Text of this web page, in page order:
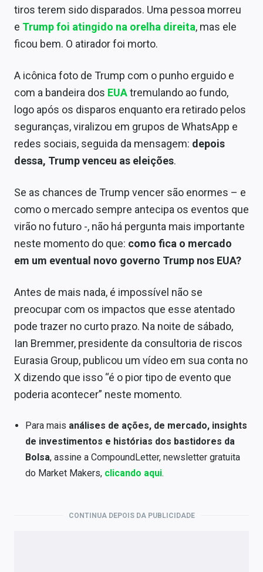
tiros terem sido disparados. Uma pessoa morreu
e Trump foi atingido na orelha direita, mas ele
ficou bem. O atirador foi morto.
A icônica foto de Trump com o punho erguido e
com a bandeira dos EUAtremulando ao fundo,
logo após os disparos enquanto era retirado pelos
seguranças, viralizou em grupos de WhatsApp e
redes sociais, seguida da mensagem: depois
dessa, Trump venceu as eleições.
Se as chances de Trump vencer são enormes – e
como o mercado sempre antecipa os eventos que
virão no futuro -, não há pergunta mais importante
neste momento do que: como fica o mercado
em um eventual novo governo Trump nos EUA?
Antes de mais nada, é impossível não se
preocupar com os impactos que esse atentado
pode trazer no curto prazo. Na noite de sábado,
Ian Bremmer, presidente da consultoria de riscos
Eurasia Group, publicou um vídeo em sua conta no
X dizendo que isso “é o pior tipo de evento que
poderia acontecer” neste momento.
Para mais análises de ações, de mercado, insights
de investimentos e histórias dos bastidores da
Bolsa, assine a CompoundLetter, newsletter gratuita
do Market Makers, clicando aqui.
CONTINUA DEPOIS DA PUBLICIDADE